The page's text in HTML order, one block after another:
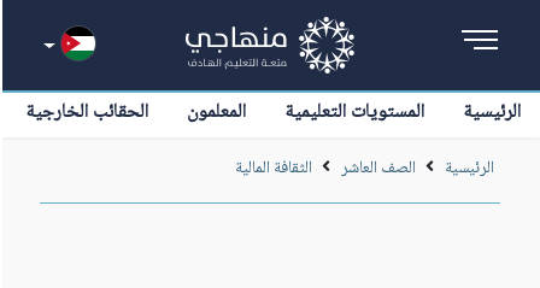
الرئيسية المستويات التعليمية المعلمون الحقائب الخارجية
الرئيسية الصف العاشر الثقافة المالية